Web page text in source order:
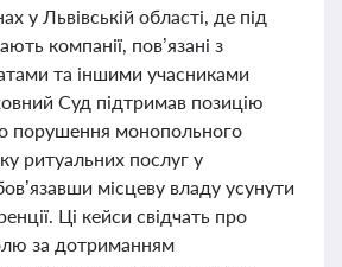
у Львівській області, де під
компанії, пов’язані з
та іншими учасниками
Суд підтримав позицію
порушення монопольного
ритуальних послуг у
місцеву владу усунути
Ці кейси свідчать про
за дотриманням